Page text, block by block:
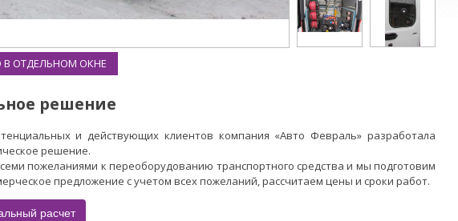
ОТДЕЛЬНОМ ОКНЕ
решение
и действующих клиентов компания «Авто Февраль» разработала
решение.
пожеланиями к переоборудованию транспортного средства и мы подготовим
предложение с учетом всех пожеланий, рассчитаем цены и сроки работ.
расчет